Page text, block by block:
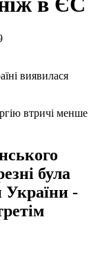
втричі менше
була
України -